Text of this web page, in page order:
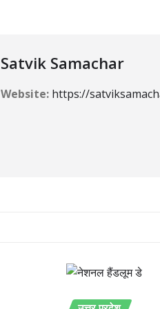
Satvik Samachar
Website: https://